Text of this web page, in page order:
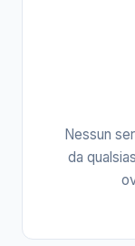
Nessun
da